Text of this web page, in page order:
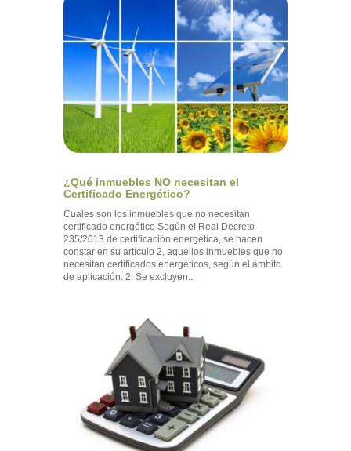
¿Qué inmuebles NO necesitan el
Certificado Energético?
Cuales son los inmuebles que no necesitan
certificado energético Según el Real Decreto
235/2013 de certificación energética, se hacen
constar en su artículo 2, aquellos inmuebles que no
necesitan certificados energéticos, según el ámbito
de aplicación: 2. Se excluyen...